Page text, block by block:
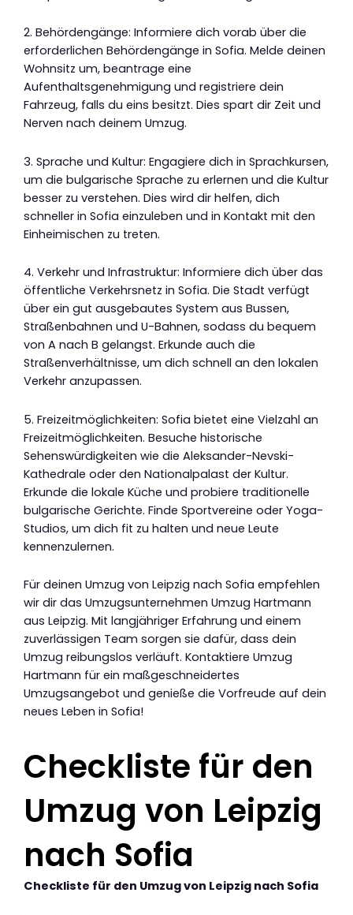
2. Behördengänge: Informiere dich vorab über die
erforderlichen Behördengänge in Sofia. Melde deinen
Wohnsitz um, beantrage eine
Aufenthaltsgenehmigung und registriere dein
Fahrzeug, falls du eins besitzt. Dies spart dir Zeit und
Nerven nach deinem Umzug.
3. Sprache und Kultur: Engagiere dich in Sprachkursen,
um die bulgarische Sprache zu erlernen und die Kultur
besser zu verstehen. Dies wird dir helfen, dich
schneller in Sofia einzuleben und in Kontakt mit den
Einheimischen zu treten.
4. Verkehr und Infrastruktur: Informiere dich über das
öffentliche Verkehrsnetz in Sofia. Die Stadt verfügt
über ein gut ausgebautes System aus Bussen,
Straßenbahnen und U-Bahnen, sodass du bequem
von A nach B gelangst. Erkunde auch die
Straßenverhältnisse, um dich schnell an den lokalen
Verkehr anzupassen.
5. Freizeitmöglichkeiten: Sofia bietet eine Vielzahl an
Freizeitmöglichkeiten. Besuche historische
Sehenswürdigkeiten wie die Aleksander-Nevski-
Kathedrale oder den Nationalpalast der Kultur.
Erkunde die lokale Küche und probiere traditionelle
bulgarische Gerichte. Finde Sportvereine oder Yoga-
Studios, um dich fit zu halten und neue Leute
kennenzulernen.
Für deinen Umzug von Leipzig nach Sofia empfehlen
wir dir das Umzugsunternehmen Umzug Hartmann
aus Leipzig. Mit langjähriger Erfahrung und einem
zuverlässigen Team sorgen sie dafür, dass dein
Umzug reibungslos verläuft. Kontaktiere Umzug
Hartmann für ein maßgeschneidertes
Umzugsangebot und genieße die Vorfreude auf dein
neues Leben in Sofia!
Checkliste für den
Umzug von Leipzig
nach Sofia
Checkliste für den Umzug von Leipzig nach Sofia